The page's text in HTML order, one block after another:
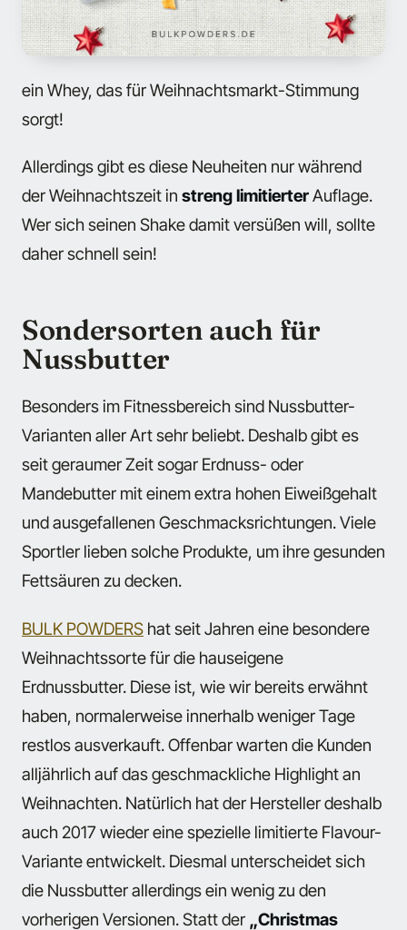
ein Whey, das für Weihnachtsmarkt-Stimmung
sorgt!
Allerdings gibt es diese Neuheiten nur während
der Weihnachtszeit in streng limitierterAuflage.
Wer sich seinen Shake damit versüßen will, sollte
daher schnell sein!
Sondersorten auch für
Nussbutter
Besonders im Fitnessbereich sind Nussbutter-
Varianten aller Art sehr beliebt. Deshalb gibt es
seit geraumer Zeit sogar Erdnuss- oder
Mandebutter mit einemextra hohen Eiweißgehalt
und ausgefallenen Geschmacksrichtungen. Viele
Sportler lieben solche Produkte, um ihre gesunden
Fettsäuren zu decken.
BULK POWDERS hat seit Jahren eine besondere
Weihnachtssorte für die hauseigene
Erdnussbutter. Diese ist, wie wir bereits erwähnt
haben, normalerweise innerhalb weniger Tage
restlos ausverkauft. Offenbar warten die Kunden
alljährlich auf das geschmackliche Highlight an
Weihnachten. Natürlich hat der Hersteller deshalb
auch 2017 wieder eine spezielle limitierte Flavour-
Variante entwickelt. Diesmal unterscheidet sich
die Nussbutter allerdings ein wenig zu den
vorherigen Versionen. Statt der „Christmas